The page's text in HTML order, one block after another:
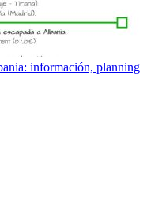
información, planning